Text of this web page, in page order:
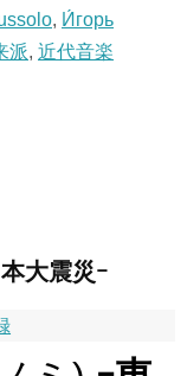
, И́горь
派, 近代音楽
大震災ｰ